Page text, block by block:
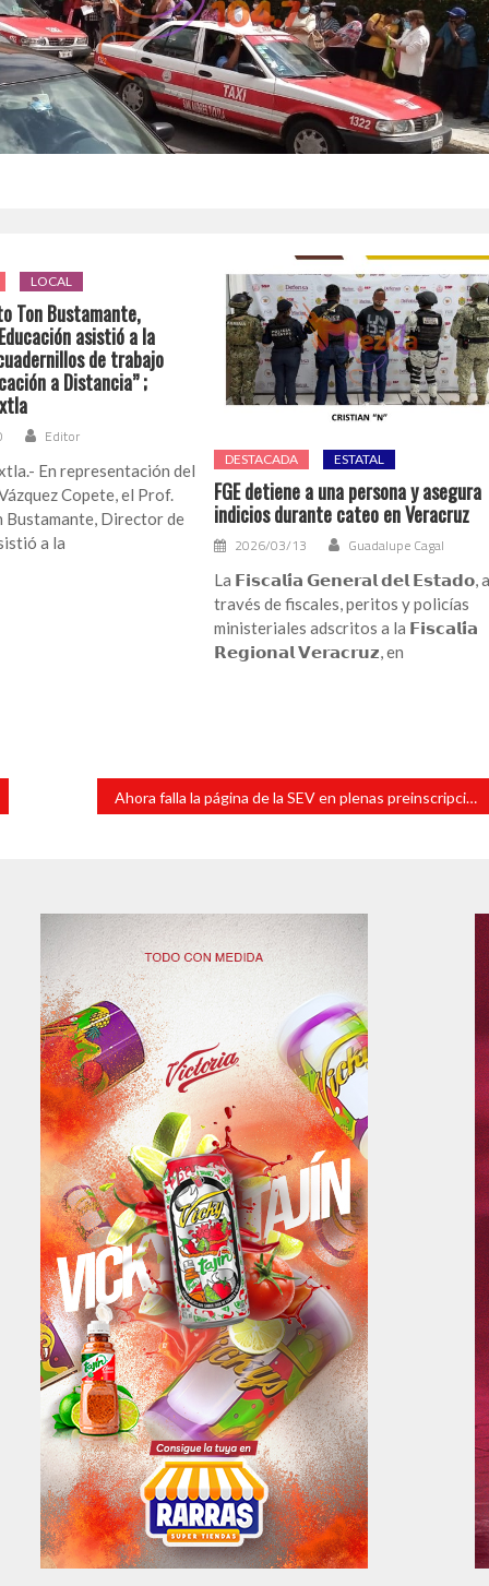
LOCAL
Ton Bustamante,
asistió a la
de trabajo
a Distancia” ;
Editor
En representación del
Copete, el Prof.
Bustamante, Director de
a la
DESTACADA ESTATAL
FGE detiene a una persona y asegura
indicios durante cateo en Veracruz
2026/03/13 Guadalupe Cagal
La 𝗙𝗶𝘀𝗰𝗮𝗹𝗶́𝗮 𝗚𝗲𝗻𝗲𝗿𝗮𝗹 𝗱𝗲𝗹 𝗘𝘀𝘁𝗮𝗱𝗼,
través de fiscales, peritos y policías
ministeriales adscritos a la 𝗙𝗶𝘀𝗰𝗮𝗹𝗶́𝗮
𝗥𝗲𝗴𝗶𝗼𝗻𝗮𝗹 𝗩𝗲𝗿𝗮𝗰𝗿𝘂𝘇, en
Ahora falla la página de la SEV en plenas preinscripciones